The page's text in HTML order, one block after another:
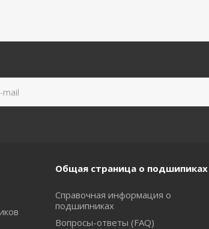
Общая страница о подшипиках
Справочная информация о
подшипниках
Вопросы-ответы (FAQ)